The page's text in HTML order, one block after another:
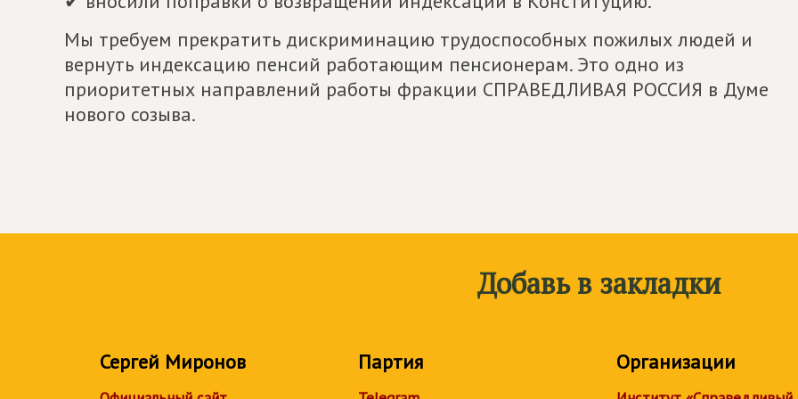
Мы требуем прекратить дискриминацию трудоспособных пожилых людей и
вернуть индексацию пенсий работающим пенсионерам. Это одно из
приоритетных направлений работы фракции СПРАВЕДЛИВАЯ РОССИЯ в Думе
нового созыва.
Добавь в закладки
Сергей Миронов Партия Организации